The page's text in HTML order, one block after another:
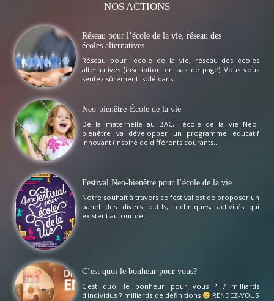
NOSACTIONS
Réseau pour l’école de la vie, réseau des
écoles alternatives
Réseau pour l'école de la vie, réseau des écoles
alternatives (inscription en bas de page) Vous vous
sentez sûrement isolé dans...
Neo-bienêtre-École de la vie
De la maternelle au BAC, l'école de la vie Neo-
bienêtre va développer un programme éducatif
innovant (inspiré de différents courants...
Festival Neo-bienêtre pour l’école de la vie
Notre souhait à travers ce festival est de proposer un
panel des divers outils, techniques, activités qui
existent autour de...
C’est quoi le bonheur pour vous?
C'est quoi le bonheur pour vous ? 7 milliards
d'individus 7 milliards de définitions
RENDEZ-VOUS